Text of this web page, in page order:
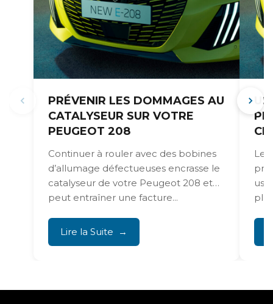
PRÉVENIR LES DOMMAGES AU
CATALYSEUR SUR VOTRE
PEUGEOT 208
Continuer à rouler avec des bobines
d’allumage défectueuses encrasse le
catalyseur de votre Peugeot 208 et
peut entraîner une facture...
Lire la Suite